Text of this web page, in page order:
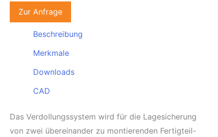
Zur Anfrage
Beschreibung
Merkmale
Downloads
CAD
Das Verdollungssystem wird für die Lagesicherung
von zwei übereinander zu montierenden Fertigteil-